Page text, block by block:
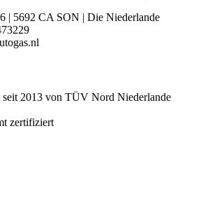
| 5692 CA SON | Die Niederlande
2013 von TÜV Nord Niederlande
zertifiziert